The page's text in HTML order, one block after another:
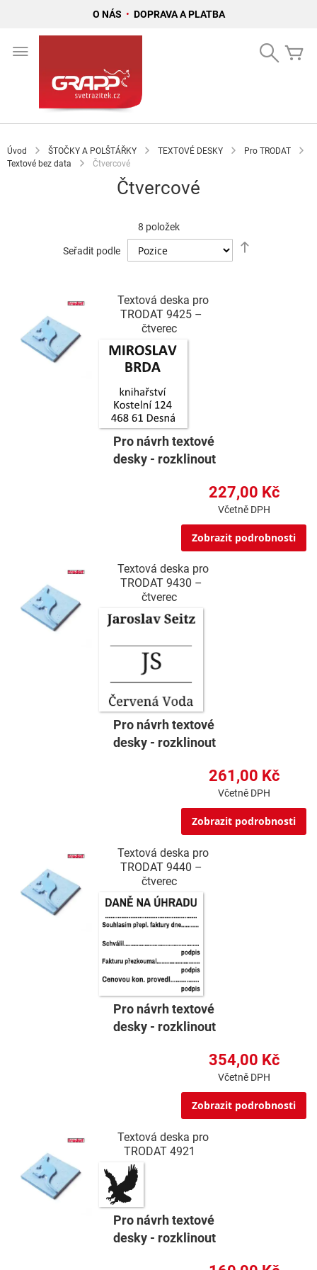
O NÁS • DOPRAVA A PLATBA
Search
Úvod ŠTOČKY A POLŠTÁŘKY TEXTOVÉ DESKY
Pro TRODAT
Textové bez data
Čtvercové
Čtvercové
8 položek
Seřadit podle
Textová deska pro
TRODAT 9425 –
čtverec
Pro návrh textové
desky - rozklinout
227,00 Kč
Včetně DPH
Zobrazit podrobnosti
Textová deska pro
TRODAT 9430 –
čtverec
Pro návrh textové
desky - rozklinout
261,00 Kč
Včetně DPH
Zobrazit podrobnosti
Textová deska pro
TRODAT 9440 –
čtverec
Pro návrh textové
desky - rozklinout
354,00 Kč
Včetně DPH
Zobrazit podrobnosti
Textová deska pro
TRODAT 4921
Pro návrh textové
desky - rozklinout